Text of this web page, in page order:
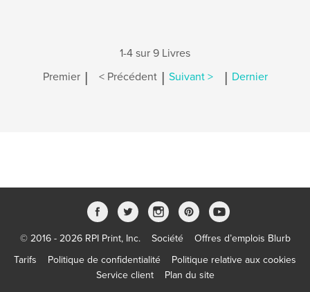
1-4 sur 9 Livres
Premier | < Précédent | Suivant > | Dernier
© 2016 - 2026 RPI Print, Inc. Société
Offres d’emplois Blurb
Tarifs
Politique de confidentialité
Politique relative aux cookies
Service client
Plan du site